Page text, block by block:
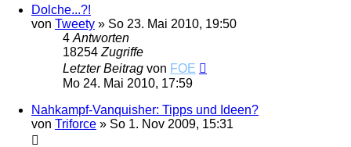
Dolche...?!
von Tweety » So 23. Mai 2010, 19:50
4 Antworten
18254 Zugriffe
Letzter Beitrag von FOE
Mo 24. Mai 2010, 17:59
Nahkampf-Vanquisher: Tipps und Ideen?
von Triforce » So 1. Nov 2009, 15:31